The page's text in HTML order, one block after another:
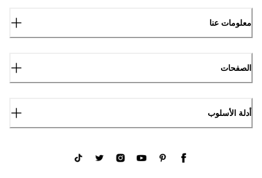
معلومات عنا
الصفحات
أدلة الأسلوب